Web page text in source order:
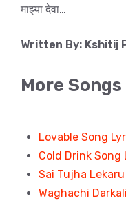
माझ्या देवा…
Written By: Kshitij
More
Lovable Song
Cold Drink Song
Sai Tujha
Waghachi